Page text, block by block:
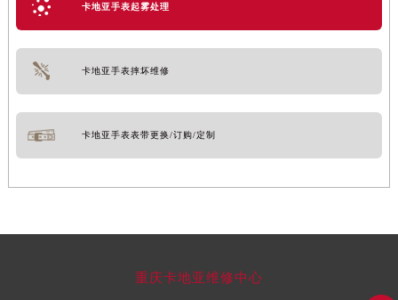
卡地亚手表起雾处理
卡地亚手表摔坏维修
卡地亚手表表带更换/订购/定制
重庆卡地亚维修中心